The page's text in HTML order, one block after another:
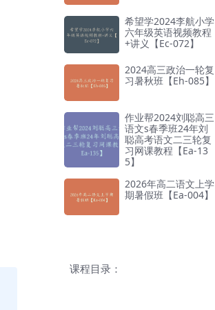
希望学2024李航小学
六年级英语视频教程
+讲义【Ec-072】
2024高三政治一轮复
习暑秋班【Eh-085】
作业帮2024刘聪高三
语文s春季班24年刘
聪高考语文二三轮复
习网课教程【Ea-13
5】
2026年高二语文上学
期暑假班【Ea-004】
课程目录：